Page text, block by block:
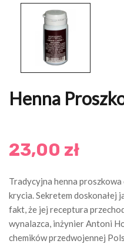
Henna
23,00 zł
Tradycyjna henna
krycia. Sekretem doskonałej
fakt, że jej receptura
wynalazca, inżynier Antoni
chemików przedwojennej